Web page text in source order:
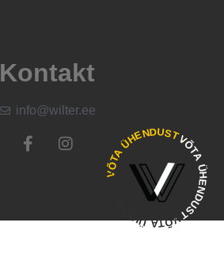
VÕTA ÜHENDUST -
VÕTA
VÕTA ÜHENDUST -
Kontakt
info@wilter.ee